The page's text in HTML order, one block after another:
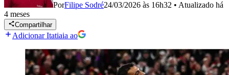
PorFilipe Sodré24/03/2026 às 16h32 • Atualizado há
4 meses
Compartilhar
Adicionar Itatiaia ao